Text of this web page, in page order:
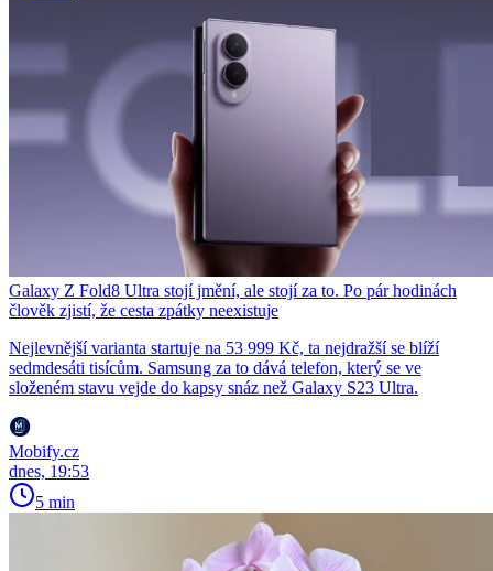
Galaxy Z Fold8 Ultra stojí jmění, ale stojí za to. Po pár hodinách
člověk zjistí, že cesta zpátky neexistuje
Nejlevnější varianta startuje na 53 999 Kč, ta nejdražší se blíží
sedmdesáti tisícům. Samsung za to dává telefon, který se ve
složeném stavu vejde do kapsy snáz než Galaxy S23 Ultra.
Mobify.cz
dnes, 19:53
5 min